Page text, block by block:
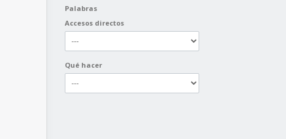
Palabras
Accesos directos
Qué hacer